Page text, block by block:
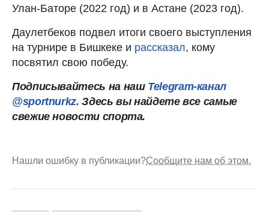
Улан-Баторе (2022 год) и в Астане (2023 год).
Даулетбеков подвел итоги своего выступления
на турнире в Бишкеке и рассказал, кому
посвятил свою победу.
Подписывайтесь на наш Telegram-канал
@sportnurkz.Здесь вы найдете все самые
свежие новости спорта.
Нашли ошибку в публикации?Сообщите нам об этом.